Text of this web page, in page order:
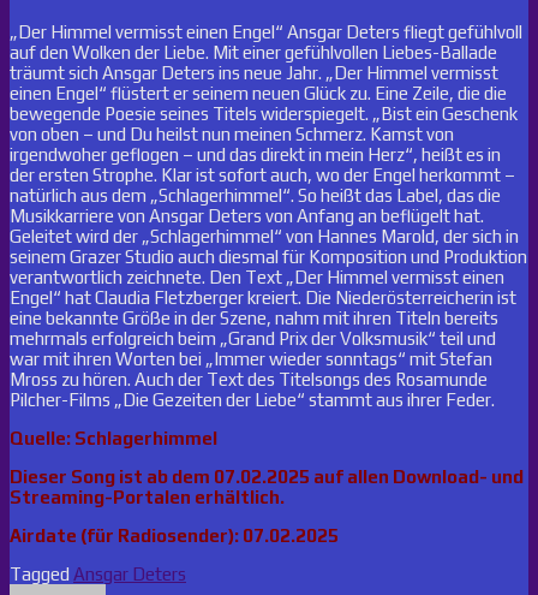
„Der Himmel vermisst einen Engel“ Ansgar Deters fliegt gefühlvoll
auf den Wolken der Liebe. Mit einer gefühlvollen Liebes-Ballade
träumt sich Ansgar Deters ins neue Jahr. „Der Himmel vermisst
einen Engel“ flüstert er seinem neuen Glück zu. Eine Zeile, die die
bewegende Poesie seines Titels widerspiegelt. „Bist ein Geschenk
von oben – und Du heilst nun meinen Schmerz. Kamst von
irgendwoher geflogen – und das direkt in mein Herz“, heißt es in
der ersten Strophe. Klar ist sofort auch, wo der Engel herkommt –
natürlich aus dem „Schlagerhimmel“. So heißt das Label, das die
Musikkarriere von Ansgar Deters von Anfang an beflügelt hat.
Geleitet wird der „Schlagerhimmel“ von Hannes Marold, der sich in
seinem Grazer Studio auch diesmal für Komposition und Produktion
verantwortlich zeichnete. Den Text „Der Himmel vermisst einen
Engel“ hat Claudia Fletzberger kreiert. Die Niederösterreicherin ist
eine bekannte Größe in der Szene, nahm mit ihren Titeln bereits
mehrmals erfolgreich beim „Grand Prix der Volksmusik“ teil und
war mit ihren Worten bei „Immer wieder sonntags“ mit Stefan
Mross zu hören. Auch der Text des Titelsongs des Rosamunde
Pilcher-Films „Die Gezeiten der Liebe“ stammt aus ihrer Feder.
Quelle: Schlagerhimmel
Dieser Song ist ab dem 07.02.2025 auf allen Download- und
Streaming-Portalen erhältlich.
Airdate (für Radiosender): 07.02.2025
Tagged Ansgar Deters